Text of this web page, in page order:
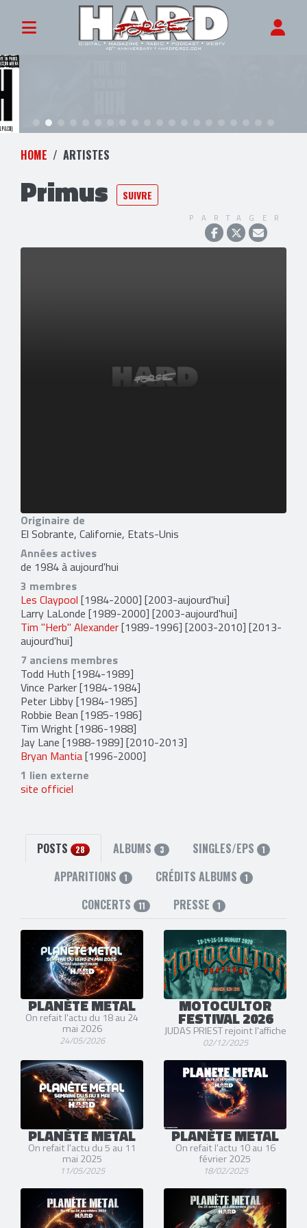
HOME ARTISTES
Primus SUIVRE
PARTAGER
Originaire de
El Sobrante, Californie, Etats-Unis
Années actives
de 1984 à aujourd'hui
3 membres
Les Claypool [1984-2000] [2003-aujourd'hui]
Larry LaLonde [1989-2000] [2003-aujourd'hui]
Tim "Herb" Alexander[1989-1996] [2003-2010] [2013-
aujourd'hui]
7 anciens membres
Todd Huth [1984-1989]
Vince Parker[1984-1984]
Peter Libby[1984-1985]
Robbie Bean [1985-1986]
Tim Wright [1986-1988]
Jay Lane [1988-1989] [2010-2013]
Bryan Mantia[1996-2000]
1 lien externe
site officiel
POSTS 28 ALBUMS 3 SINGLES/EPS 1
APPARITIONS 1 CRÉDITS ALBUMS 1
CONCERTS 11 PRESSE 1
PLANÈTE METAL
On refait l'actu du 18 au 24
mai 2026
24/05/2026
MOTOCULTOR
FESTIVAL 2026
JUDAS PRIEST rejoint l'affiche
02/12/2025
PLANÈTE METAL
On refait l'actu du 5 au 11
mai 2025
11/05/2025
PLANÈTE METAL
On refait l'actu 10 au 16
février 2025
18/02/2025